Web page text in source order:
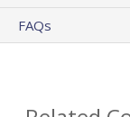
FAQs